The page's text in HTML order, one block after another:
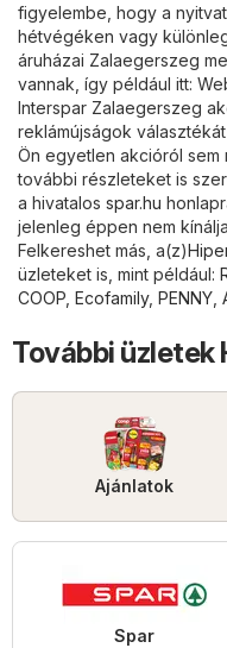
figyelembe, hogy a
hétvégéken vagy
áruházai Zalaegerszeg
vannak, így például itt:
Interspar Zalaegerszeg
reklámújságok
Ön egyetlen akcióról sem
további részleteket is
a hivatalos spar.hu
jelenleg éppen nem
Felkereshet más, a(z)
üzleteket is, mint például:
COOP Ecofamily, PENNY
További üzletek
Ajánlatok
Spar